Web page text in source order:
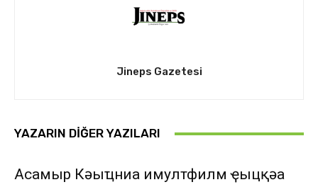
Jineps Gazetesi
YAZARIN DIĞER YAZILARI
Асҭамыр Кәыҵниа имултфилм ҿыцқәа